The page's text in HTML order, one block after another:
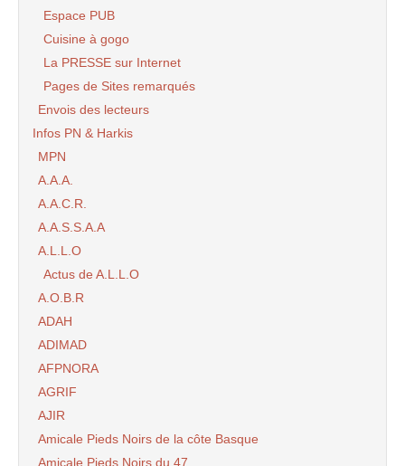
Espace PUB
Cuisine à gogo
La PRESSE sur Internet
Pages de Sites remarqués
Envois des lecteurs
Infos PN & Harkis
MPN
A.A.A.
A.A.C.R.
A.A.S.S.A.A
A.L.L.O
Actus de A.L.L.O
A.O.B.R
ADAH
ADIMAD
AFPNORA
AGRIF
AJIR
Amicale Pieds Noirs de la côte Basque
Amicale Pieds Noirs du 47